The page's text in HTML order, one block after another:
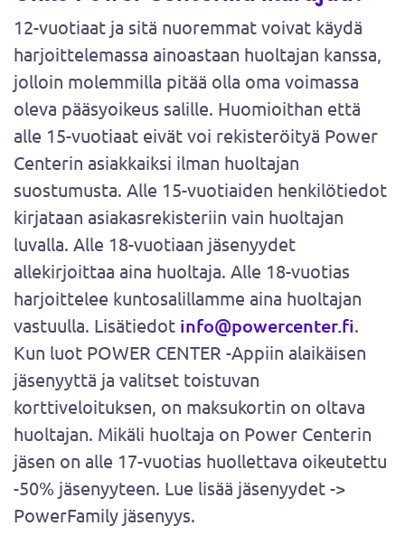
12-vuotiaat ja sitä nuoremmat voivat käydä
harjoittelemassa ainoastaan huoltajan kanssa,
jolloin molemmilla pitää olla oma voimassa
oleva pääsyoikeus salille. Huomioithan että
alle 15-vuotiaat eivät voi rekisteröityä Power
Centerin asiakkaiksi ilman huoltajan
suostumusta. Alle 15-vuotiaiden henkilötiedot
kirjataan asiakasrekisteriin vain huoltajan
luvalla. Alle 18-vuotiaan jäsenyydet
allekirjoittaa aina huoltaja. Alle 18-vuotias
harjoittelee kuntosalillamme aina huoltajan
vastuulla. Lisätiedot info@powercenter.fi.
Kun luot POWER CENTER -Appiin alaikäisen
jäsenyyttä ja valitset toistuvan
korttiveloituksen, on maksukortin on oltava
huoltajan. Mikäli huoltaja on Power Centerin
jäsen on alle 17-vuotias huollettava oikeutettu
-50% jäsenyyteen. Lue lisää jäsenyydet ->
PowerFamily jäsenyys.